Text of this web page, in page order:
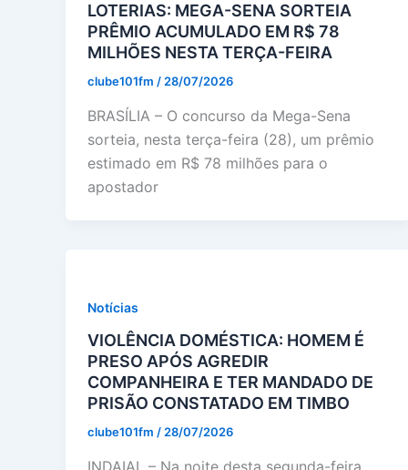
LOTERIAS: MEGA-SENA SORTEIA
PRÊMIO ACUMULADO EM R$ 78
MILHÕES NESTA TERÇA-FEIRA
clube101fm / 28/07/2026
BRASÍLIA – O concurso da Mega-Sena
sorteia, nesta terça-feira (28), um prêmio
estimado em R$ 78 milhões para o
apostador
Notícias
VIOLÊNCIA DOMÉSTICA: HOMEM É
PRESO APÓS AGREDIR
COMPANHEIRA E TER MANDADO DE
PRISÃO CONSTATADO EM TIMBO
clube101fm / 28/07/2026
INDAIAL – Na noite desta segunda-feira